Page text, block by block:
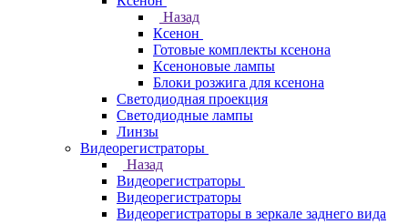
Назад
Ксенон
Готовые комплекты ксенона
Ксеноновые лампы
Блоки розжига для ксенона
Светодиодная проекция
Светодиодные лампы
Линзы
Видеорегистраторы
Назад
Видеорегистраторы
Видеорегистраторы
Видеорегистраторы в зеркале заднего вида